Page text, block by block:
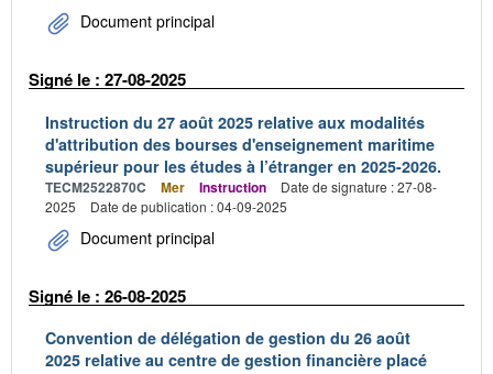
Document principal
Signé le : 27-08-2025
Instruction du 27 août 2025 relative aux modalités
d'attribution des bourses d'enseignement maritime
supérieur pour les études à l’étranger en 2025-2026.
TECM2522870C Mer Instruction
Date de signature : 27-08-
2025
Date de publication : 04-09-2025
Document principal
Signé le : 26-08-2025
Convention de délégation de gestion du 26 août
2025 relative au centre de gestion financière placé